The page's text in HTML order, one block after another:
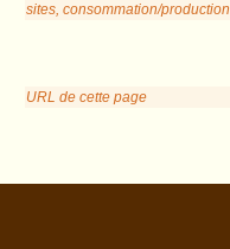
sites, consommation/production
URL de cette page